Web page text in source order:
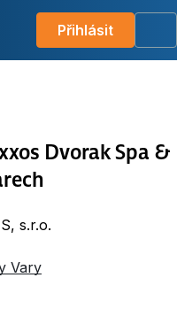
Přihlásit
Dvorak Spa &
s.r.o.
Vary